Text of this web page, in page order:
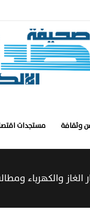
وثقافة مستجدات
الغاز والكهرباء